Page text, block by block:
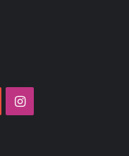
YouTubeInstagram